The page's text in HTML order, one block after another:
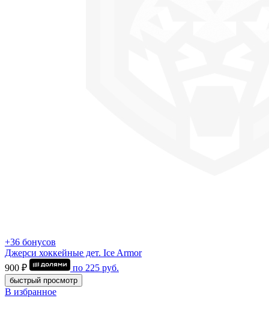
+36 бонусов
Джерси хоккейные дет. Ice Armor
900 ₽
по 225 руб.
быстрый просмотр
В избранное